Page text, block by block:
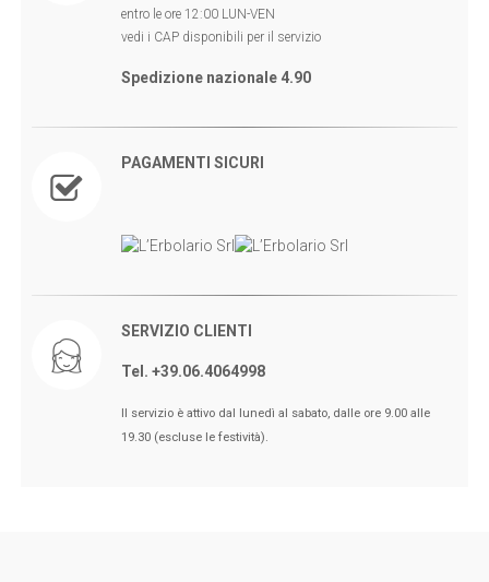
entro le ore 12:00 LUN-VEN
vedi i CAP disponibili per il servizio
Spedizione nazionale 4.90
PAGAMENTI SICURI
SERVIZIO CLIENTI
Tel. +39.06.4064998
Il servizio è attivo dal lunedì al sabato, dalle ore 9.00 alle
19.30 (escluse le festività).
🖤BLACK FRIDAY dal 13 a l 25
Novembre sconti fino al 50% Su